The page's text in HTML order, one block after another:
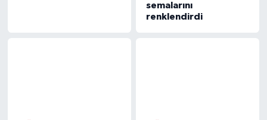
semalarını
renklendirdi